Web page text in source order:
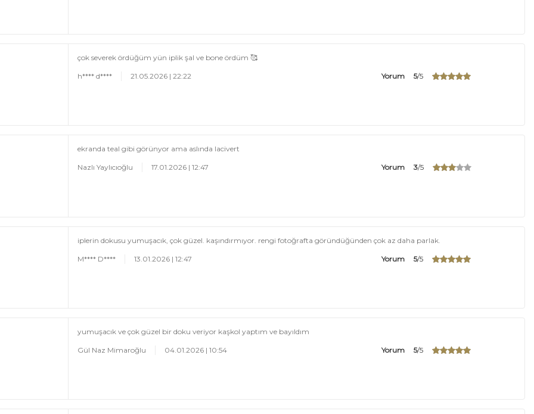
çok severek ördüğüm yün iplik şal ve bone ördüm 🥰
h**** d**** 21.05.2026 | 22:22 Yorum 5/5
ekranda teal gibi görünyor ama aslında lacivert
Nazlı Yaylıcıoğlu 17.01.2026 | 12:47 Yorum 3/5
iplerin dokusu yumuşacık, çok güzel. kaşındırmıyor. rengi fotoğrafta göründüğünden çok az daha parlak.
M**** D**** 13.01.2026 | 12:47 Yorum 5/5
yumuşacık ve çok güzel bir doku veriyor kaşkol yaptım ve bayıldım
Gül Naz Mimaroğlu 04.01.2026 | 10:54 Yorum 5/5